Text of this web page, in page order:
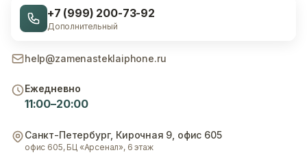
+7 (999) 200-73-92
Дополнительный
help@zamenasteklaiphone.ru
Ежедневно
11:00–20:00
Санкт-Петербург, Кирочная 9, офис 605
офис 605, БЦ «Арсенал», 6 этаж